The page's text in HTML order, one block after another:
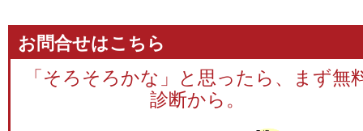
お問合せはこちら
「そろそろかな」と思ったら、まず無
診断から。